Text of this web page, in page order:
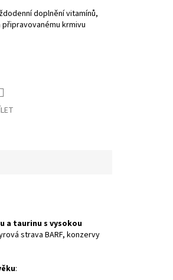
doplnění vitamínů,
krmivu
a taurinu s vysokou
strava BARF, konzervy
: